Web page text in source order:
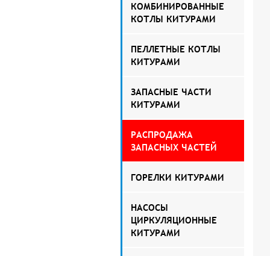
КОМБИНИРОВАННЫЕ
КОТЛЫ КИТУРАМИ
ПЕЛЛЕТНЫЕ КОТЛЫ
КИТУРАМИ
ЗАПАСНЫЕ ЧАСТИ
КИТУРАМИ
РАСПРОДАЖА
ЗАПАСНЫХ ЧАСТЕЙ
ГОРЕЛКИ КИТУРАМИ
НАСОСЫ
ЦИРКУЛЯЦИОННЫЕ
КИТУРАМИ